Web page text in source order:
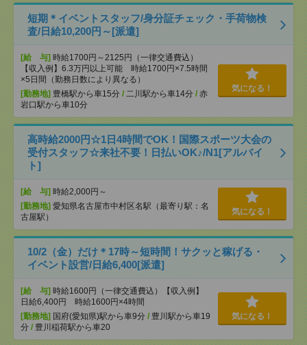
短期＊イベントスタッフ/身分証チェック・手荷物検
査/日給10,200円～[派遣]
[給 与] 時給1700円～2125円（一律交通費込）
【収入例】6.3万円以上可能 時給1700円×7.5時間
×5日間（勤務日数により異なる）
[勤務地] 豊橋駅から車15分 / 二川駅から車14分 / 赤
岩口駅から車10分
気になる！
高時給2000円☆1日4時間でOK！国際スポーツ大会の
受付スタッフ☆来社不要！日払いOK♪/N1[アルバイ
ト]
[給 与] 時給2,000円～
[勤務地] 愛知県名古屋市中村区名駅（最寄り駅：名
古屋駅）
気になる！
10/2（金）だけ＊17時～短時間！サクッと稼げる・
イベント設営/日給6,400[派遣]
[給 与] 時給1600円（一律交通費込）【収入例】
日給6,400円 時給1600円×4時間
[勤務地] 国府(愛知県)駅から車9分 / 豊川駅から車19
分 / 豊川稲荷駅から車20
気になる！